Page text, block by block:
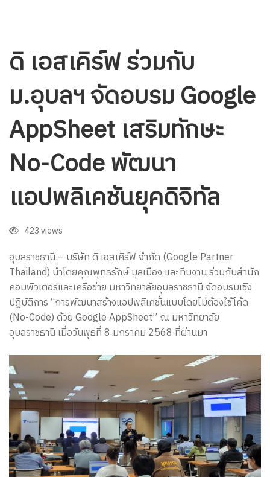
ดิ
เอ
ส
เคิร์ฟ
ร่วม
กับ
ม.อุบลฯ
จัด
อบรม
Google
ดิ เอสเคิร์ฟ ร่วมกับ
ม.อุบลฯ จัดอบรม Google
AppSheet เสริมทักษะ
No-Code พัฒนา
แอปพลิเคชันยุคดิจิทัล
423 views
อุบลราชธานี – บริษัท ดิ เอสเคิร์ฟ จำกัด (Google Partner
Thailand) นำโดยคุณพุทธรักษ์ มุลเมือง และทีมงาน ร่วมกับสำนัก
คอมพิวเตอร์และเครือข่าย มหาวิทยาลัยอุบลราชธานี จัดอบรมเชิง
ปฏิบัติการ “การพัฒนาสร้างแอปพลิเคชั่นแบบโดยไม่ต้องใช้โค้ด
(No-Code) ด้วย Google AppSheet” ณ มหาวิทยาลัย
อุบลราชธานี เมื่อวันพุธที่ 8 มกราคม 2568 ที่ผ่านมา